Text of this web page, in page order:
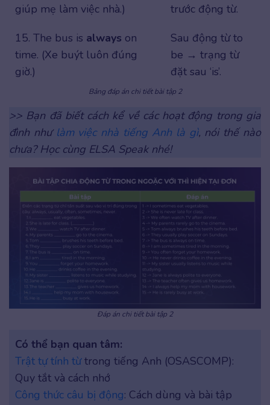
giúp mẹ làm việc nhà.)
trước động từ.
15. The bus is always on
time. (Xe buýt luôn đúng
giờ.)
Sau động từ to
be → trạng từ
đặt sau ‘is’.
Bảng đáp án chi tiết bài tập 2
>> Bạn đã biết cách kể về các hoạt động trong gia
đình như làm việc nhà tiếng Anh là gì, nói thế nào
chưa? Học cùng ELSA Speak nhé!
Đáp án chi tiết bài tập 2
Có thể bạn quan tâm:
Trật tự tính từtrong tiếng Anh (OSASCOMP):
Quy tắt và cách nhớ
Công thức câu bị động: Cách dùng và bài tập